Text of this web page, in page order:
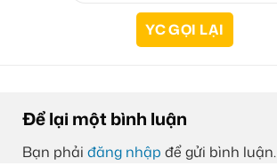
Để lại một bình luận
Bạn phải đăng nhập để gửi bình luận.